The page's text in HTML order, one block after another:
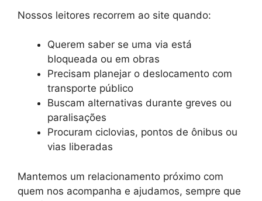
Nossos leitores recorrem ao site quando:
Querem saber se uma via está
bloqueada ou em obras
Precisam planejar o deslocamento com
transporte público
Buscam alternativas durante greves ou
paralisações
Procuram ciclovias, pontos de ônibus ou
vias liberadas
Mantemos um relacionamento próximo com
quem nos acompanha e ajudamos, sempre que